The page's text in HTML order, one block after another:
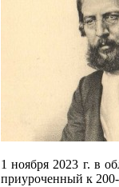
1 ноября 2023 г. в
приуроченный к 200-